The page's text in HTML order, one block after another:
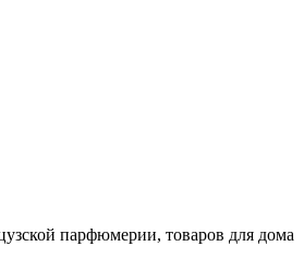
парфюмерии, товаров для дома